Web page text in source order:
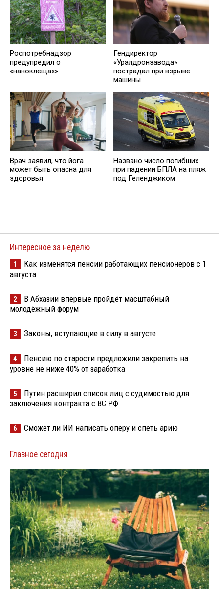
Роспотребнадзор
предупредил о
«наноклещах»
Гендиректор
«Уралдронзавода»
пострадал при взрыве
машины
Врач заявил, что йога
может быть опасна для
здоровья
Названо число погибших
при падении БПЛА на пляж
под Геленджиком
Интересное за неделю
1
Как изменятся пенсии работающих пенсионеров с 1
августа
2
В Абхазии впервые пройдёт масштабный
молодёжный форум
3 Законы, вступающие в силу в августе
4
Пенсию по старости предложили закрепить на
уровне не ниже 40% от заработка
5
Путин расширил список лиц с судимостью для
заключения контракта с ВС РФ
6 Сможет ли ИИ написать оперу и спеть арию
Главное сегодня